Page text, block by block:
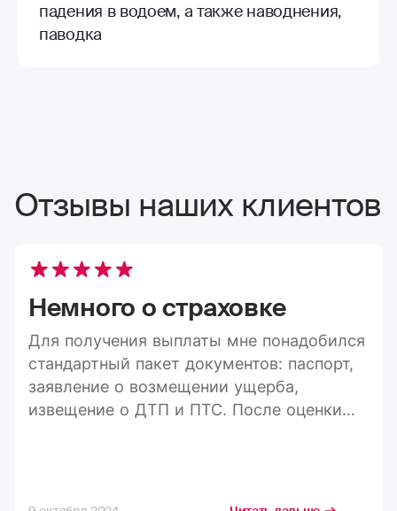
падения в водоем, а также наводнения,
паводка
Отзывы наших клиентов
Немного о страховке
Для получения выплаты мне понадобился
стандартный пакет документов: паспорт,
заявление о возмещении ущерба,
извещение о ДТП и ПТС. После оценки
стремлюсь получить максимально